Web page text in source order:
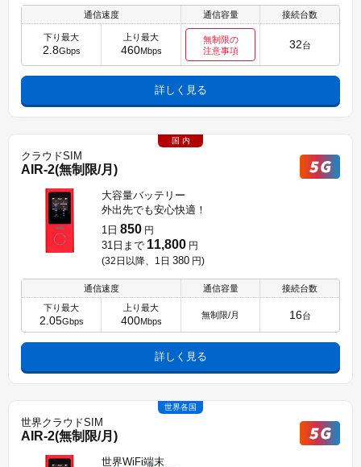
通信速度 通信容量 接続台数
下り最大
2.8Gbps
上り最大
460Mbps
無制限の
注意事項
32台
詳しく見る
国 内
クラウドSIM
AIR-2(無制限/月)
大容量バッテリー
外出先でも安心快適！
1日 850 円
31日まで 11,800 円
(32日以降、1日 380 円)
通信速度 通信容量
接続台数
下り最大
2.05Gbps
上り最大
400Mbps
無制限/月 16台
詳しく見る
世界各国
世界クラウドSIM
AIR-2(無制限/月)
世界WiFi端末